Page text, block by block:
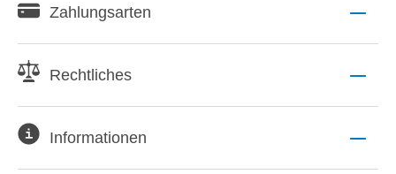
Zahlungsarten
Rechtliches
Informationen